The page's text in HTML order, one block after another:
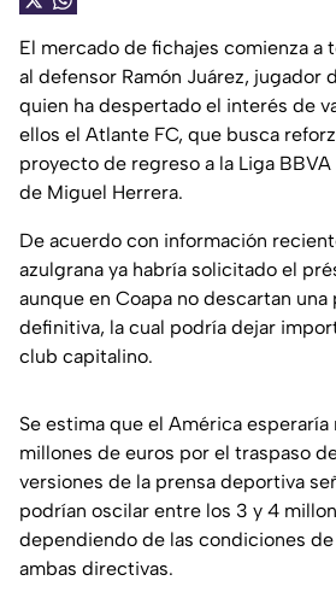
El mercado de fichajes comienza a
al defensor Ramón Juárez, jugador
quien ha despertado el interés de
ellos el Atlante FC, que busca
proyecto de regreso a la Liga
de Miguel Herrera.
De acuerdo con información
azulgrana ya habría solicitado el
aunque en Coapa no descartan
definitiva, la cual podría dejar
club capitalino.
Se estima que el América
millones de euros por el traspaso
versiones de la prensa deportiva
podrían oscilar entre los 3 y 4
dependiendo de las condiciones
ambas directivas.